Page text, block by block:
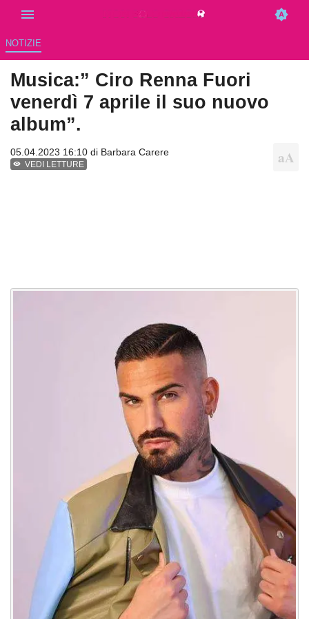
NOTIZIE
Musica:” Ciro Renna Fuori
venerdì 7 aprile il suo nuovo
album”.
05.04.2023 16:10 di Barbara Carere
VEDI LETTURE